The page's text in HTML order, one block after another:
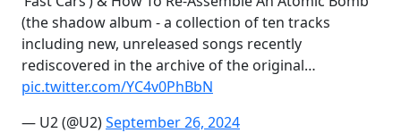
(the shadow album - a collection of ten tracks
including new, unreleased songs recently
rediscovered in the archive of the original…
pic.twitter.com/YC4v0PhBbN
— U2 (@U2)September 26, 2024